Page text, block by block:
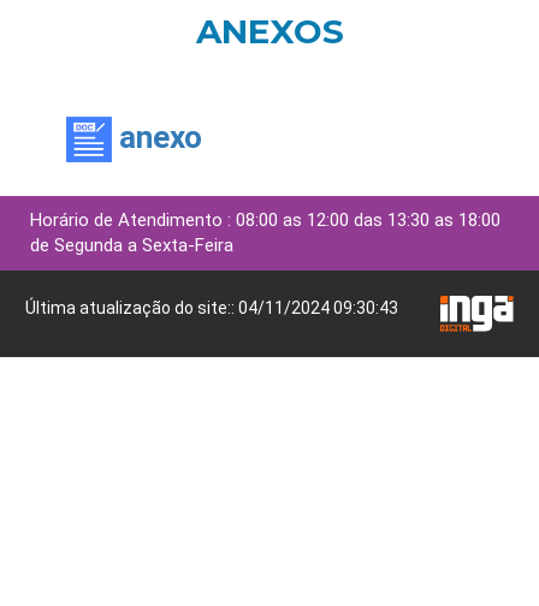
ANEXOS
anexo
Horário de Atendimento : 08:00 as 12:00 das 13:30 as 18:00
de Segunda a Sexta-Feira
Última atualização do site:: 04/11/2024 09:30:43